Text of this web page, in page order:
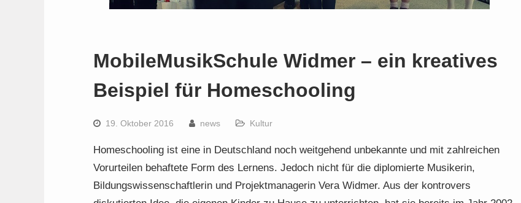
MobileMusikSchule Widmer – ein kreatives
Beispiel für Homeschooling
19. Oktober 2016 news Kultur
Homeschooling ist eine in Deutschland noch weitgehend unbekannte und mit zahlreichen
Vorurteilen behaftete Form des Lernens. Jedoch nicht für die diplomierte Musikerin,
Bildungswissenschaftlerin und Projektmanagerin Vera Widmer. Aus der kontrovers